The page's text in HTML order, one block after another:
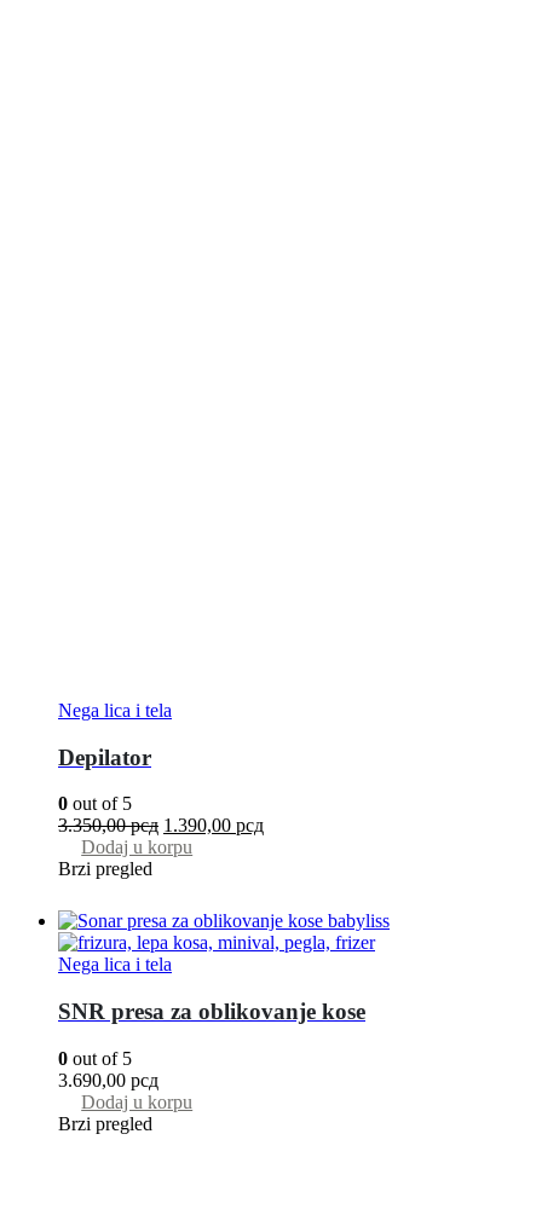
Nega lica i tela
Depilator
0 out of 5
3.350,00рсд 1.390,00 рсд
Dodaj u korpu
Brzi pregled
Nega lica i tela
SNR presa za oblikovanje kose
0 out of 5
3.690,00 рсд
Dodaj u korpu
Brzi pregled